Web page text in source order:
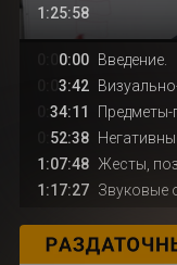
1:25:58
0:00 Введение.
3:42
34:11
52:38
1:07:48 Жесты,
1:17:27 Звуковые